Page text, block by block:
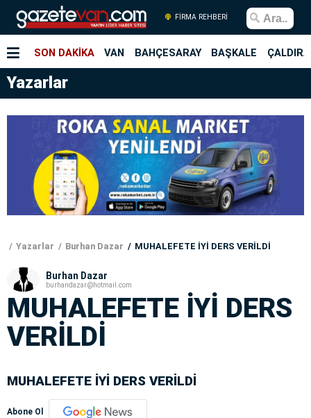
FİRMA REHBERİ
SON DAKİKA VAN BAHÇESARAY BAŞKALE
Yazarlar
Yazarlar Burhan Dazar MUHALEFETE İYİ DERS VERİLDİ
Burhan Dazar
burhandazar@hotmail.com
MUHALEFETE İYİ DERS
VERİLDİ
MUHALEFETE İYİ DERS VERİLDİ
Abone Ol